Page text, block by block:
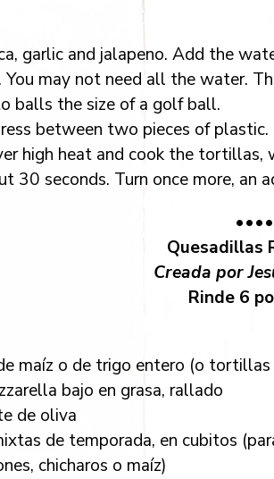
garlic and jalapeno. Add the
may not need all the water.
balls the size of a golf ball.
between two pieces of plastic.
high heat and cook the
30 seconds. Turn once more, an
Quesadillas
Creada por
Rinde 6
maíz o de trigo entero (o tortillas
bajo en grasa, rallado
de oliva
de temporada, en cubitos
chicharos o maíz)